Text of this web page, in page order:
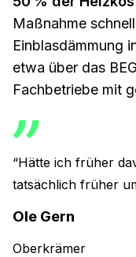
Maßnahme
Einblasdämmung
etwa über das
Fachbetriebe mit
“Hätte ich früher
tatsächlich früher
Ole Gern
Oberkrämer